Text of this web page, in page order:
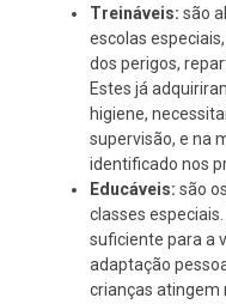
Treináveis: são
escolas
dos perigos,
Estes já
higiene,
supervisão, e na
identificado nos
Educáveis: são
classes
suficiente para a
adaptação
crianças atingem